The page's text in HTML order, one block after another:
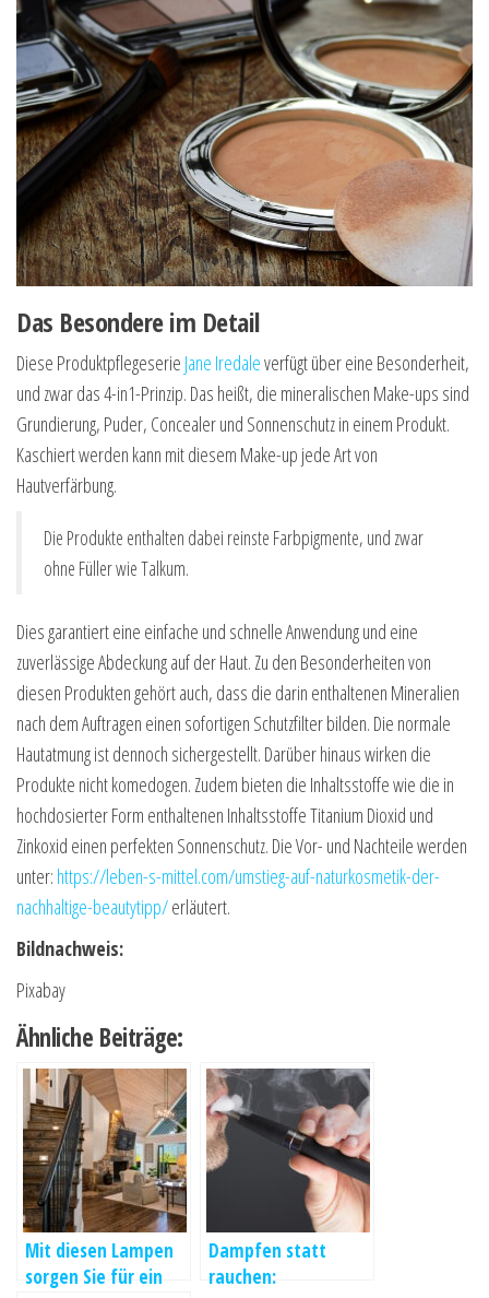
Das Besondere im Detail
Diese Produktpflegeserie Jane Iredaleverfügt über eine Besonderheit,
und zwar das 4-in1-Prinzip. Das heißt, die mineralischen Make-ups sind
Grundierung, Puder, Concealer und Sonnenschutz in einem Produkt.
Kaschiert werden kann mit diesem Make-up jede Art von
Hautverfärbung.
Die Produkte enthalten dabei reinste Farbpigmente, und zwar
ohne Füller wie Talkum.
Dies garantiert eine einfache und schnelle Anwendung und eine
zuverlässige Abdeckung auf der Haut. Zu den Besonderheiten von
diesen Produkten gehört auch, dass die darin enthaltenen Mineralien
nach dem Auftragen einen sofortigen Schutzfilter bilden. Die normale
Hautatmung ist dennoch sichergestellt. Darüber hinaus wirken die
Produkte nicht komedogen. Zudem bieten die Inhaltsstoffe wie die in
hochdosierter Form enthaltenen Inhaltsstoffe Titanium Dioxid und
Zinkoxid einen perfekten Sonnenschutz. Die Vor- und Nachteile werden
unter: https://leben-s-mittel.com/umstieg-auf-naturkosmetik-der-
nachhaltige-beautytipp/erläutert.
Bildnachweis:
Pixabay
Ähnliche Beiträge:
Mit diesen Lampen
sorgen Sie für ein
Dampfen statt
rauchen: